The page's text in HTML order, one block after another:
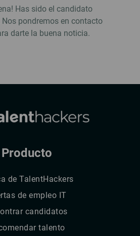
Has sido el candidato
pondremos en contacto
darte la buena noticia.
Producto
de TalentHackers
de empleo IT
candidatos
talento